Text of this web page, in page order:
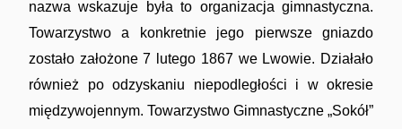
nazwa wskazuje była to organizacja gimnastyczna.
Towarzystwo a konkretnie jego pierwsze gniazdo
zostało założone 7 lutego 1867 we Lwowie. Działało
również po odzyskaniu niepodległości i w okresie
międzywojennym. Towarzystwo Gimnastyczne „Sokół”